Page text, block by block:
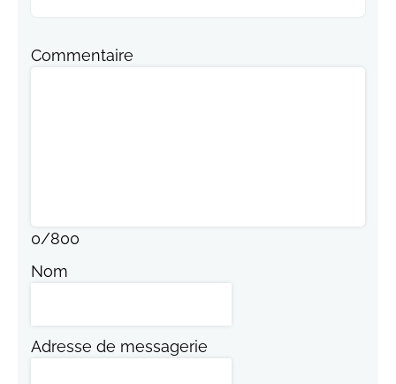
Commentaire
0/800
Nom
Adresse de messagerie